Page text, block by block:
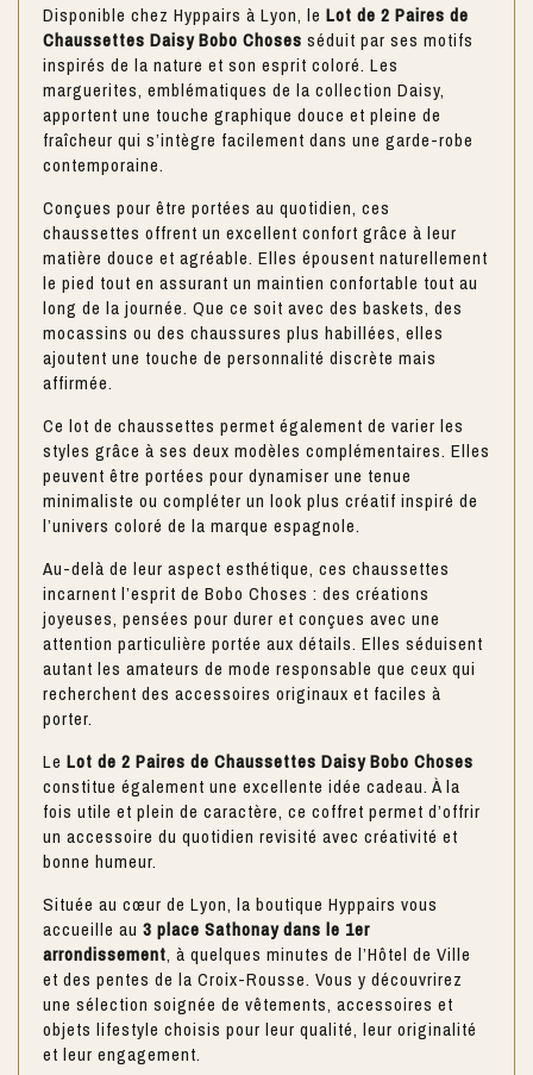
Disponible chez Hyppairs à Lyon, le Lot de 2 Paires de
Chaussettes Daisy Bobo Choses séduit par ses motifs
inspirés de la nature et son esprit coloré. Les
marguerites, emblématiques de la collection Daisy,
apportent une touche graphique douce et pleine de
fraîcheur qui s’intègre facilement dans une garde-robe
contemporaine.
Conçues pour être portées au quotidien, ces
chaussettes offrent un excellent confort grâce à leur
matière douce et agréable. Elles épousent naturellement
le pied tout en assurant un maintien confortable tout au
long de la journée. Que ce soit avec des baskets, des
mocassins ou des chaussures plus habillées, elles
ajoutent une touche de personnalité discrète mais
affirmée.
Ce lot de chaussettes permet également de varier les
styles grâce à ses deux modèles complémentaires. Elles
peuvent être portées pour dynamiser une tenue
minimaliste ou compléter un look plus créatif inspiré de
l’univers coloré de la marque espagnole.
Au-delà de leur aspect esthétique, ces chaussettes
incarnent l’esprit de Bobo Choses : des créations
joyeuses, pensées pour durer et conçues avec une
attention particulière portée aux détails. Elles séduisent
autant les amateurs de mode responsable que ceux qui
recherchent des accessoires originaux et faciles à
porter.
Le Lot de 2 Paires de Chaussettes Daisy Bobo Choses
constitue également une excellente idée cadeau. À la
fois utile et plein de caractère, ce coffret permet d’offrir
un accessoire du quotidien revisité avec créativité et
bonne humeur.
Située au cœur de Lyon, la boutique Hyppairs vous
accueille au 3 place Sathonay dans le 1er
arrondissement, à quelques minutes de l’Hôtel de Ville
et des pentes de la Croix-Rousse. Vous y découvrirez
une sélection soignée de vêtements, accessoires et
objets lifestyle choisis pour leur qualité, leur originalité
et leur engagement.